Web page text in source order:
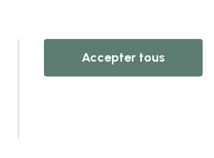
Accepter tous